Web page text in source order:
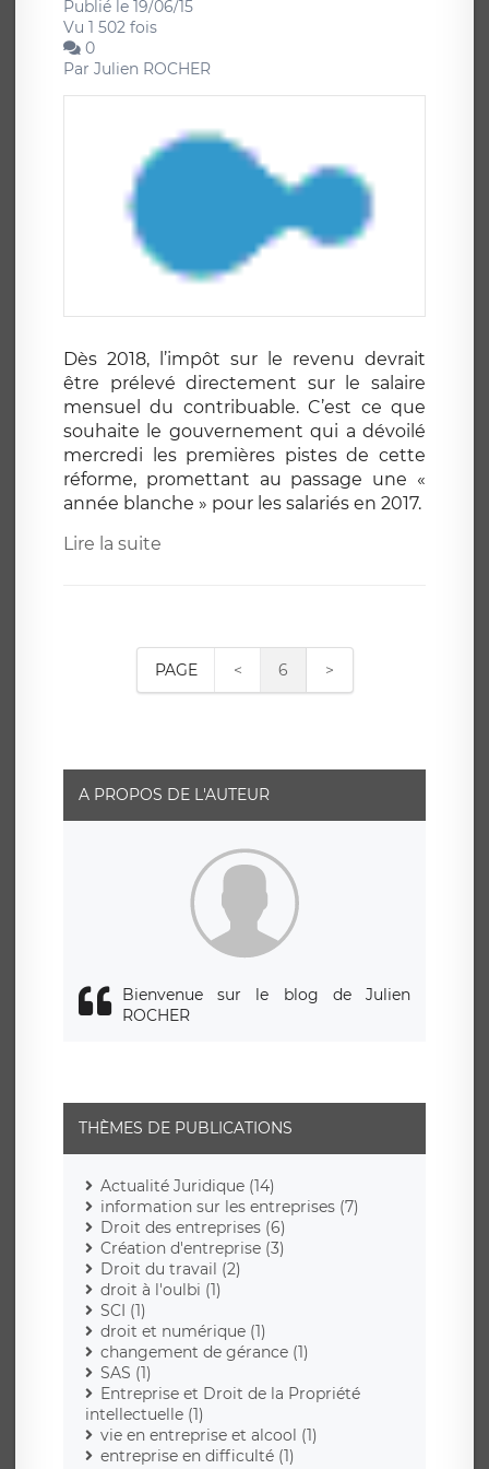
Publié le 19/06/15
Vu 1 502 fois
0
Par Julien ROCHER
être prélevé directement sur le salaire
mensuel du contribuable. C’est ce que
souhaite le gouvernement qui a dévoilé
mercredi les premières pistes de cette
réforme, promettant au passage une «
année blanche » pour les salariés en 2017.
PAGE < 6 >
A PROPOS DE L'AUTEUR
ROCHER
THÈMES DE PUBLICATIONS
information sur les entreprises (7)
Droit des entreprises (6)
Création d'entreprise (3)
Droit du travail (2)
droit à l'oulbi (1)
SCI (1)
droit et numérique (1)
changement de gérance (1)
SAS (1)
Entreprise et Droit de la Propriété
intellectuelle (1)
vie en entreprise et alcool (1)
entreprise en difficulté (1)
Articles les plus lus